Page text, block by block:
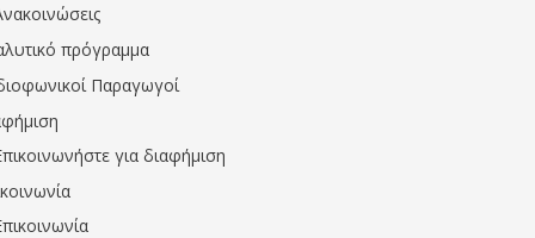
πρόγραμμα
Παραγωγοί
για διαφήμιση